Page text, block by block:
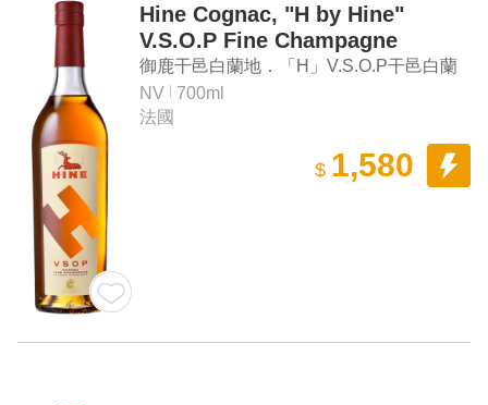
Hine Cognac, "H by Hine"
V.S.O.P Fine Champagne
Cognac
御鹿干邑白蘭地．「H」V.S.O.P干邑白蘭
地
NV
700ml
法國
$ 1,580